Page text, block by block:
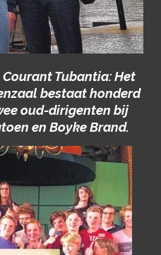
Courant Tubantia: Het
bestaat honderd
oud-dirigenten bij
en Boyke Brand.